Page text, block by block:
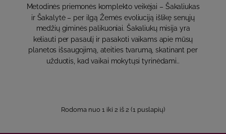
Metodinės priemonės komplekto veikėjai – Šakaliukas
ir Šakalytė – per ilgą Žemės evoliuciją išlikę senųjų
medžių giminės palikuoniai. Šakaliukų misija yra
keliauti per pasaulį ir pasakoti vaikams apie mūsų
planetos išsaugojimą, ateities tvarumą, skatinant per
užduotis, kad vaikai mokytųsi tyrinėdami..
Rodoma nuo 1 iki 2 iš 2 (1 puslapių)